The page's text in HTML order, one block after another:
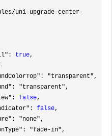
uni-upgrade-center-
true,
"transparent" ,
"transparent" ,
false,
false,
"none" ,
"fade-in" ,